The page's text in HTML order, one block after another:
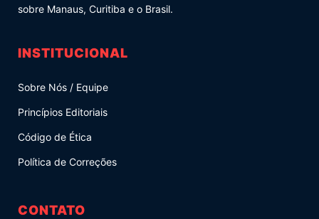
sobre Manaus, Curitiba e o Brasil.
INSTITUCIONAL
Sobre Nós / Equipe
Princípios Editoriais
Código de Ética
Política de Correções
CONTATO